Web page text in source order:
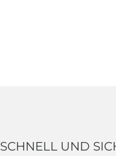
SCHNELL UND